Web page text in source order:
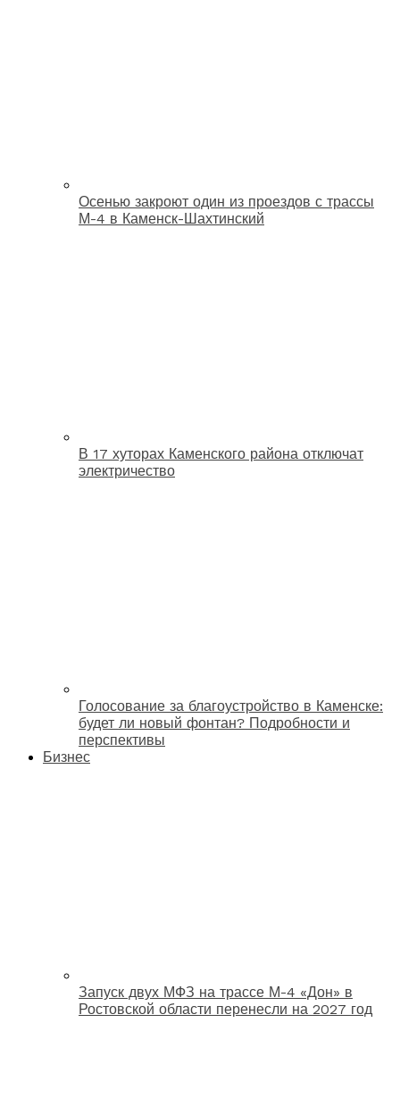
Осенью закроют один из проездов с трассы
М-4 в Каменск-Шахтинский
В 17 хуторах Каменского района отключат
электричество
Голосование за благоустройство в Каменске:
будет ли новый фонтан? Подробности и
перспективы
Бизнес
Запуск двух МФЗ на трассе М-4 «Дон» в
Ростовской области перенесли на 2027 год